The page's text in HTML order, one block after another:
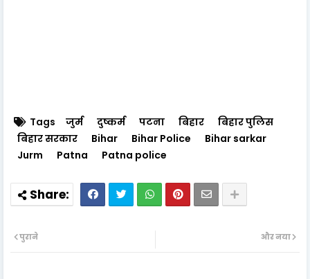
Tags जुर्म दुष्कर्म पटना बिहार
बिहार पुलिस
बिहार सरकार
Bihar Bihar Police
Bihar sarkar
Jurm
Patna Patna police
और नया
पुराने